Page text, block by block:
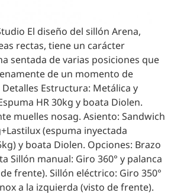
El diseño del sillón Arena,
rectas, tiene un carácter
sentada de varias posiciones que
de un momento de
Estructura: Metálica y
HR 30kg y boata Diolen.
muelles nosag. Asiento: Sandwich
(espuma inyectada
y boata Diolen. Opciones: Brazo
Sillón manual: Giro 360° y palanca
frente). Sillón eléctrico: Giro 350°
a la izquierda (visto de frente).